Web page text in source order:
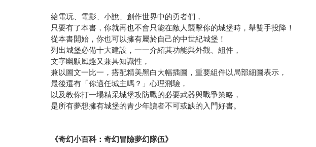
給電玩、電影、小說、創作世界中的勇者們，
只要有了本書，你就再也不會只能在敵人襲擊你的城堡時，舉雙手投降！
從本書開始，你也可以擁有屬於自己的中世紀城堡！
列出城堡必備十大建設，一一介紹其功能與外觀、組件，
文字幽默風趣又兼具知識性，
兼以圖文一比一，搭配精美黑白大幅插圖，重要組件以局部細圖表示，
最後還有「你適任城主嗎？」心理測驗，
以及教你打一場精采城堡攻防戰的必要武器與戰爭策略，
是所有夢想擁有城堡的青少年讀者不可或缺的入門好書。
《奇幻小百科：奇幻冒險夢幻隊伍》